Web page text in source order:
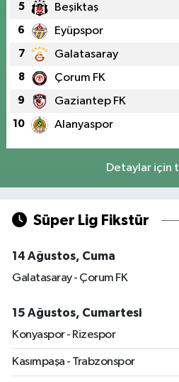
5 Beşiktaş
6 Eyüpspor
7 Galatasaray
8 Çorum FK
9 Gaziantep FK
10 Alanyaspor
Detaylar için
Süper Lig Fikstür
14 Ağustos, Cuma
Galatasaray - Çorum FK
15 Ağustos, Cumartesi
Konyaspor - Rizespor
Kasımpaşa - Trabzonspor